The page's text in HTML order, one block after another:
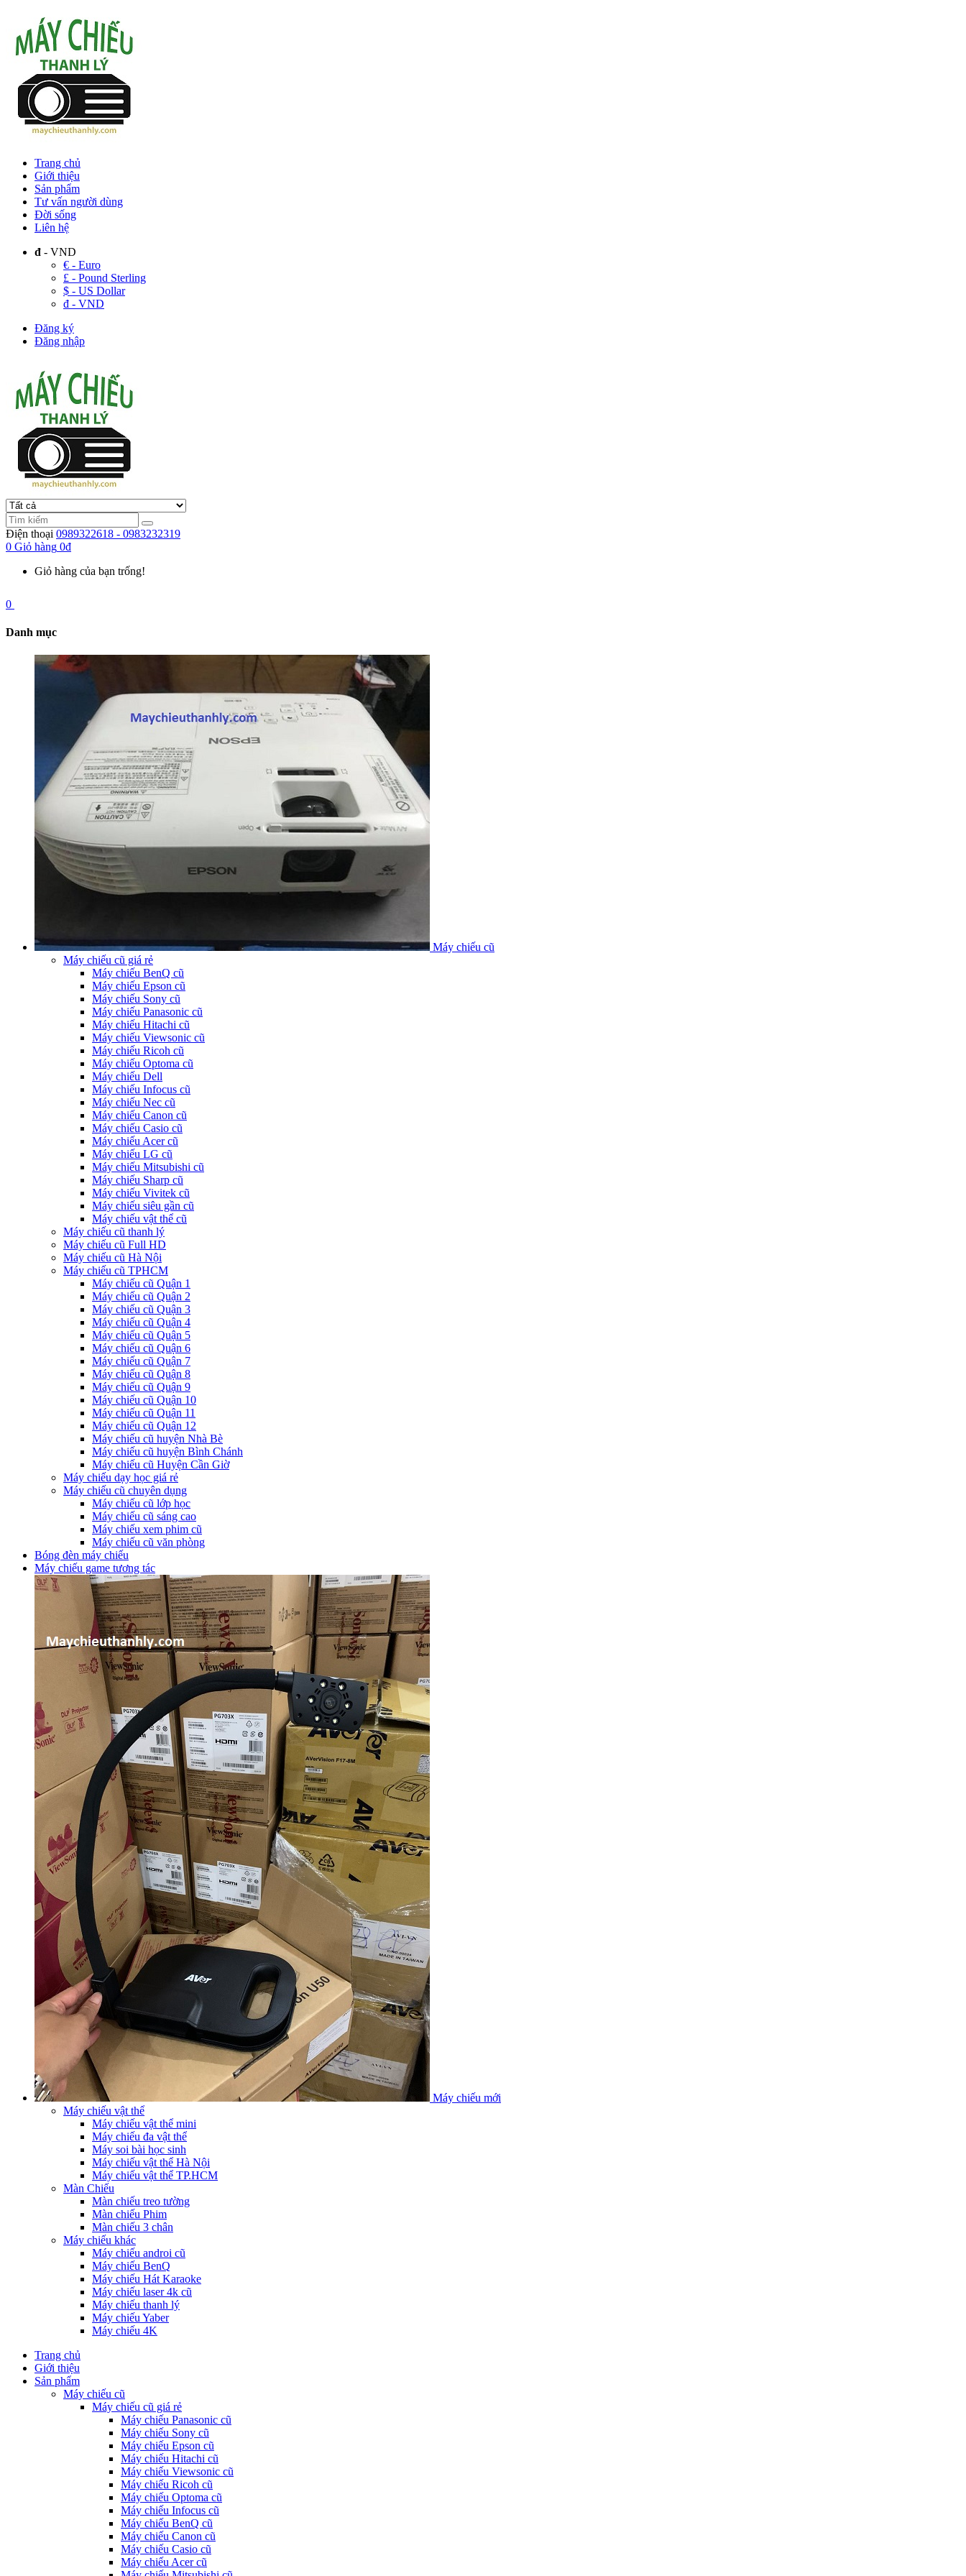
Trang chủ
Giới thiệu
Sản phẩm
Tư vấn người dùng
Đời sống
Liên hệ
đ - VND
€ - Euro
£ - Pound Sterling
$ - US Dollar
đ - VND
Đăng ký
Đăng nhập
Điện thoại 0989322618 - 0983232319
0 Giỏ hàng 0đ
Giỏ hàng của bạn trống!
0
Danh mục
Máy chiếu cũ
Máy chiếu cũ giá rẻ
Máy chiếu BenQ cũ
Máy chiếu Epson cũ
Máy chiếu Sony cũ
Máy chiếu Panasonic cũ
Máy chiếu Hitachi cũ
Máy chiếu Viewsonic cũ
Máy chiếu Ricoh cũ
Máy chiếu Optoma cũ
Máy chiếu Dell
Máy chiếu Infocus cũ
Máy chiếu Nec cũ
Máy chiếu Canon cũ
Máy chiếu Casio cũ
Máy chiếu Acer cũ
Máy chiếu LG cũ
Máy chiếu Mitsubishi cũ
Máy chiếu Sharp cũ
Máy chiếu Vivitek cũ
Máy chiếu siêu gần cũ
Máy chiếu vật thể cũ
Máy chiếu cũ thanh lý
Máy chiếu cũ Full HD
Máy chiếu cũ Hà Nội
Máy chiếu cũ TPHCM
Máy chiếu cũ Quận 1
Máy chiếu cũ Quận 2
Máy chiếu cũ Quận 3
Máy chiếu cũ Quận 4
Máy chiếu cũ Quận 5
Máy chiếu cũ Quận 6
Máy chiếu cũ Quận 7
Máy chiếu cũ Quận 8
Máy chiếu cũ Quận 9
Máy chiếu cũ Quận 10
Máy chiếu cũ Quận 11
Máy chiếu cũ Quận 12
Máy chiếu cũ huyện Nhà Bè
Máy chiếu cũ huyện Bình Chánh
Máy chiếu cũ Huyện Cần Giờ
Máy chiếu dạy học giá rẻ
Máy chiếu cũ chuyên dụng
Máy chiếu cũ lớp học
Máy chiếu cũ sáng cao
Máy chiếu xem phim cũ
Máy chiếu cũ văn phòng
Bóng đèn máy chiếu
Máy chiếu game tương tác
Máy chiếu mới
Máy chiếu vật thể
Máy chiếu vật thể mini
Máy chiếu đa vật thể
Máy soi bài học sinh
Máy chiếu vật thể Hà Nội
Máy chiếu vật thể TP.HCM
Màn Chiếu
Màn chiếu treo tường
Màn chiếu Phim
Màn chiếu 3 chân
Máy chiếu khác
Máy chiếu androi cũ
Máy chiếu BenQ
Máy chiếu Hát Karaoke
Máy chiếu laser 4k cũ
Máy chiếu thanh lý
Máy chiếu Yaber
Máy chiếu 4K
Trang chủ
Giới thiệu
Sản phẩm
Máy chiếu cũ
Máy chiếu cũ giá rẻ
Máy chiếu Panasonic cũ
Máy chiếu Sony cũ
Máy chiếu Epson cũ
Máy chiếu Hitachi cũ
Máy chiếu Viewsonic cũ
Máy chiếu Ricoh cũ
Máy chiếu Optoma cũ
Máy chiếu Infocus cũ
Máy chiếu BenQ cũ
Máy chiếu Canon cũ
Máy chiếu Casio cũ
Máy chiếu Acer cũ